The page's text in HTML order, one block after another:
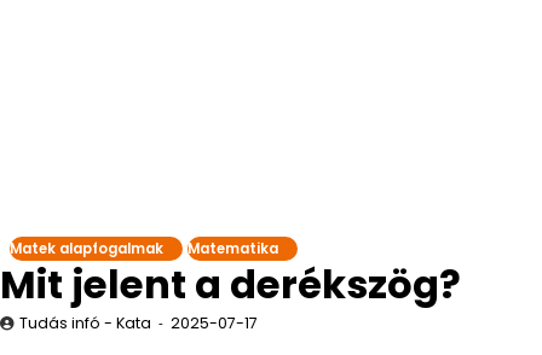
Matek alapfogalmak Matematika
Mit jelent a derékszög?
Tudás infó - Kata 2025-07-17